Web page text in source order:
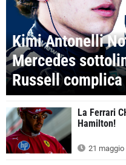
Kimi Antonelli
Mercedes
Russell
Misure drastiche
La Ferrari
Hamilton!
21 maggio